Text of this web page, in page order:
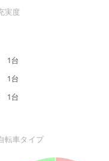
実度
1台
1台
1台
転車タイプ